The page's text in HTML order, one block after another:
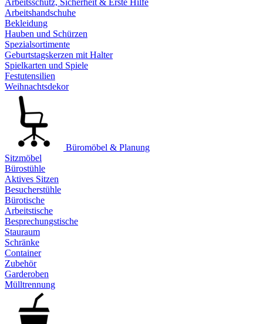
Arbeitsschutz, Sicherheit & Erste Hilfe
Arbeitshandschuhe
Bekleidung
Hauben und Schürzen
Spezialsortimente
Geburtstagskerzen mit Halter
Spielkarten und Spiele
Festutensilien
Weihnachtsdekor
Büromöbel & Planung
Sitzmöbel
Bürostühle
Aktives Sitzen
Besucherstühle
Bürotische
Arbeitstische
Besprechungstische
Stauraum
Schränke
Container
Zubehör
Garderoben
Mülltrennung